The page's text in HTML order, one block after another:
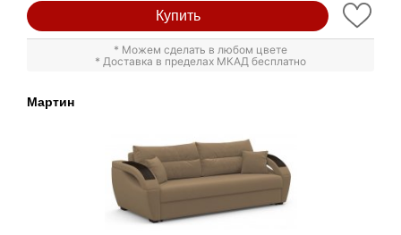
Купить
* Можем сделать в любом цвете
* Доставка в пределах МКАД бесплатно
Мартин